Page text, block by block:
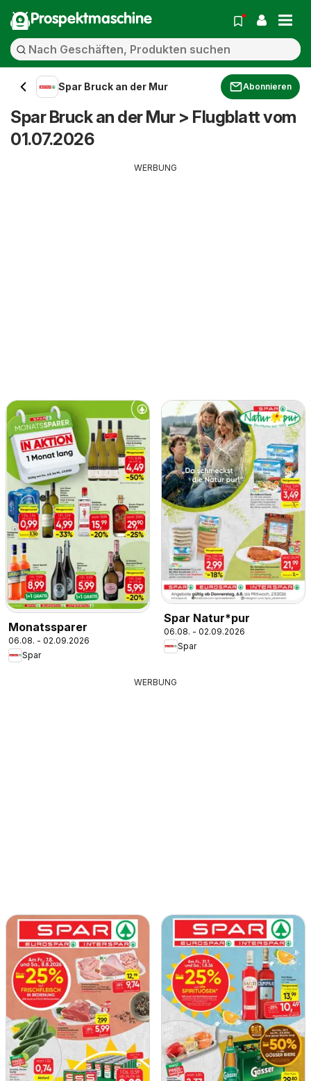
Prospektmaschine
Spar Bruck an der Mur Abonnieren
Spar Bruck an der Mur > Flugblatt vom
01.07.2026
WERBUNG
Monatssparer
06.08. - 02.09.2026
Spar
Spar Natur*pur
06.08. - 02.09.2026
Spar
WERBUNG